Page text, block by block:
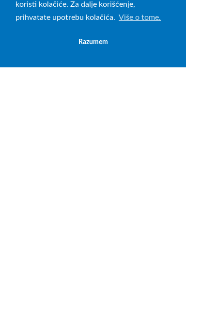
koristi kolačiće. Za dalje korišćenje,
prihvatate upotrebu kolačića. Više o tome.
Razumem